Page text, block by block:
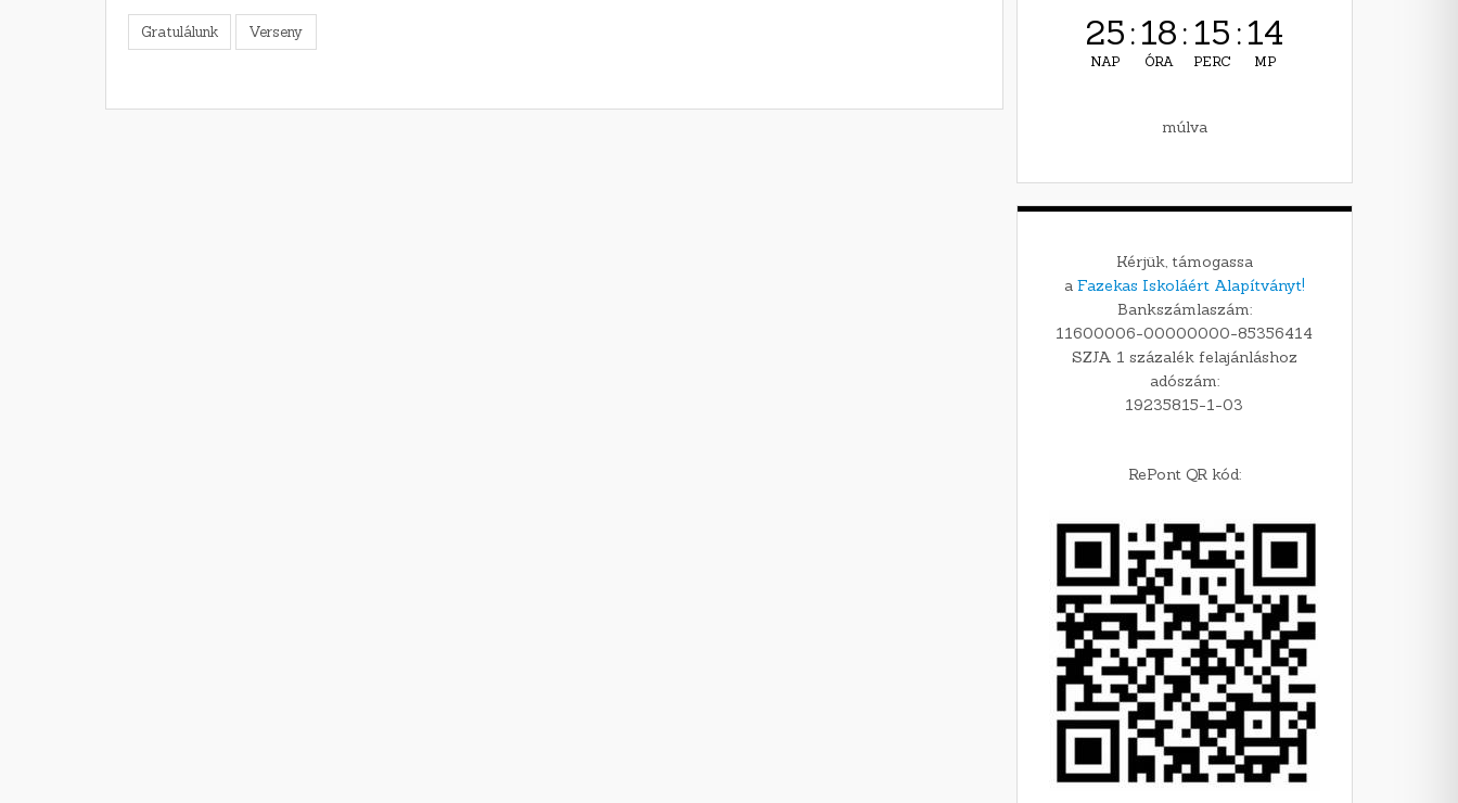
Gratulálunk Verseny 25
NAP
:18
ÓRA
: 15
PERC
:12
MP
múlva
Kérjük, támogassa
a Fazekas Iskoláért Alapítványt!
Bankszámlaszám:
11600006-00000000-85356414
SZJA 1 százalék felajánláshoz
adószám:
19235815-1-03
RePont QR kód: